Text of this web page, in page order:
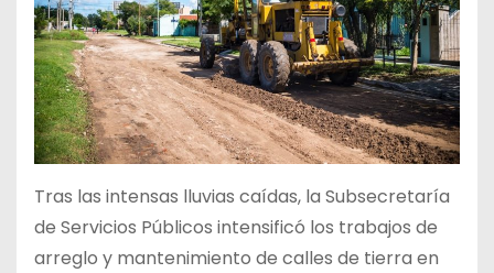
Tras las intensas lluvias caídas, la Subsecretaría
de Servicios Públicos intensificó los trabajos de
arreglo y mantenimiento de calles de tierra en